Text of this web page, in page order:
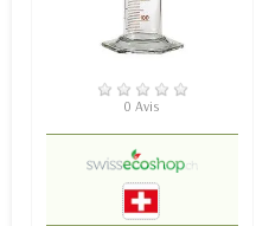
EN STOCK
0 Avis